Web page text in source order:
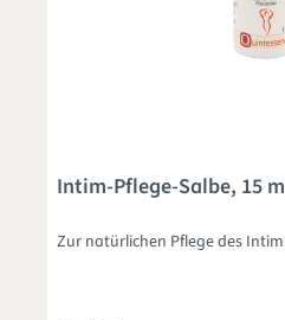
Intim-Pflege-Salbe, 15
Zur natürlichen Pflege des